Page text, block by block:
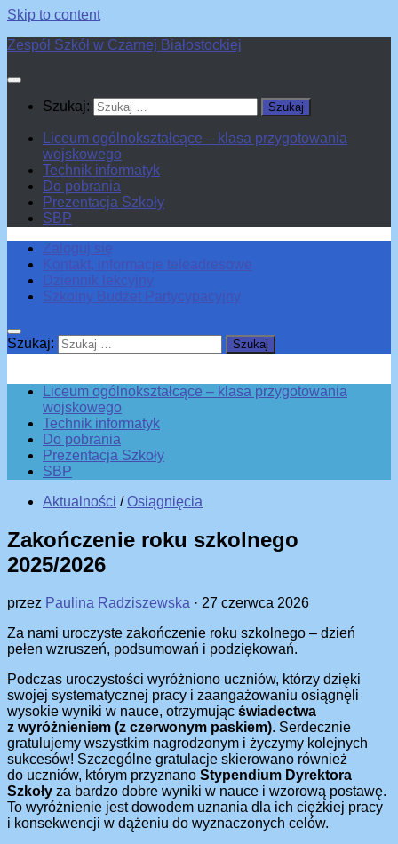
Skip to content
Zespół Szkół w Czarnej Białostockiej
Szukaj:
Liceum ogólnokształcące – klasa przygotowania
wojskowego
Technik informatyk
Do pobrania
Prezentacja Szkoły
SBP
Zaloguj się
Kontakt, informacje teleadresowe
Dziennik lekcyjny
Szkolny Budżet Partycypacyjny
Szukaj:
Liceum ogólnokształcące – klasa przygotowania
wojskowego
Technik informatyk
Do pobrania
Prezentacja Szkoły
SBP
Aktualności / Osiągnięcia
Zakończenie roku szkolnego
2025/2026
przez Paulina Radziszewska · 27 czerwca 2026
Za nami uroczyste zakończenie roku szkolnego – dzień
pełen wzruszeń, podsumowań i podziękowań.
Podczas uroczystości wyróżniono uczniów, którzy dzięki
swojej systematycznej pracy i zaangażowaniu osiągnęli
wysokie wyniki w nauce, otrzymując świadectwa
z wyróżnieniem (z czerwonym paskiem). Serdecznie
gratulujemy wszystkim nagrodzonym i życzymy kolejnych
sukcesów! Szczególne gratulacje skierowano również
do uczniów, którym przyznano Stypendium Dyrektora
Szkoły za bardzo dobre wyniki w nauce i wzorową postawę.
To wyróżnienie jest dowodem uznania dla ich ciężkiej pracy
i konsekwencji w dążeniu do wyznaczonych celów.